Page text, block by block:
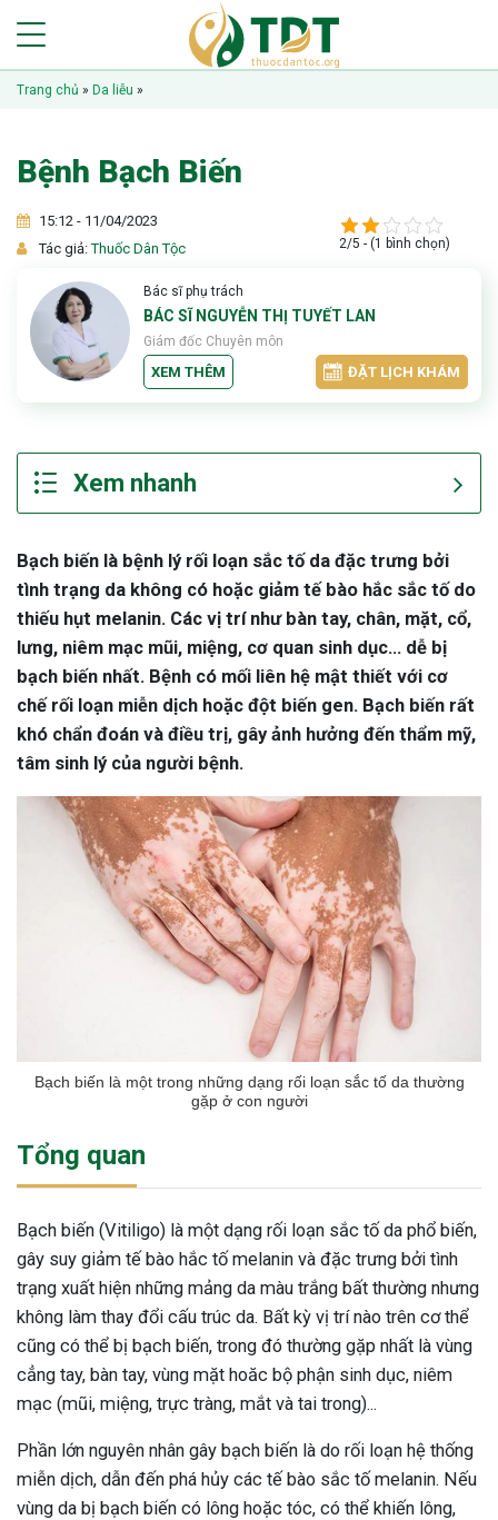
Trang chủ » Da liễu »
Bệnh Bạch Biến
15:12 - 11/04/2023
Tác giả:Thuốc Dân Tộc 2/5 - (1 bình chọn)
Bác sĩ phụ trách
BÁC SĨ NGUYỄN THỊ TUYẾT LAN
Giám đốc Chuyên môn
XEM THÊM ĐẶT LỊCH KHÁM
Bạch biến là bệnh lý rối loạn sắc tố da đặc trưng bởi
tình trạng da không có hoặc giảm tế bào hắc sắc tố do
thiếu hụt melanin. Các vị trí như bàn tay, chân, mặt, cổ,
lưng, niêm mạc mũi, miệng, cơ quan sinh dục... dễ bị
bạch biến nhất. Bệnh có mối liên hệ mật thiết với cơ
chế rối loạn miễn dịch hoặc đột biến gen. Bạch biến rất
khó chẩn đoán và điều trị, gây ảnh hưởng đến thẩm mỹ,
tâm sinh lý của người bệnh.
Bạch biến là một trong những dạng rối loạn sắc tố da thường
gặp ở con người
Tổng quan
Bạch biến (Vitiligo) là một dạng rối loạn sắc tố da phổ biến,
gây suy giảm tế bào hắc tố melanin và đặc trưng bởi tình
trạng xuất hiện những mảng da màu trắng bất thường nhưng
không làm thay đổi cấu trúc da. Bất kỳ vị trí nào trên cơ thể
cũng có thể bị bạch biến, trong đó thường gặp nhất là vùng
cẳng tay, bàn tay, vùng mặt hoăc bộ phận sinh dục, niêm
mạc (mũi, miệng, trực tràng, mắt và tai trong)...
Phần lớn nguyên nhân gây bạch biến là do rối loạn hệ thống
miễn dịch, dẫn đến phá hủy các tế bào sắc tố melanin. Nếu
vùng da bị bạch biến có lông hoặc tóc, có thể khiến lông,